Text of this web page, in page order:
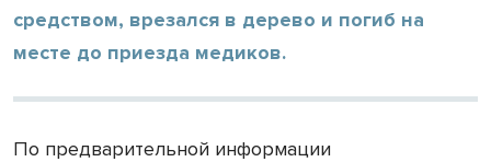
средством, врезался в дерево и погиб на
месте до приезда медиков.
По предварительной информации